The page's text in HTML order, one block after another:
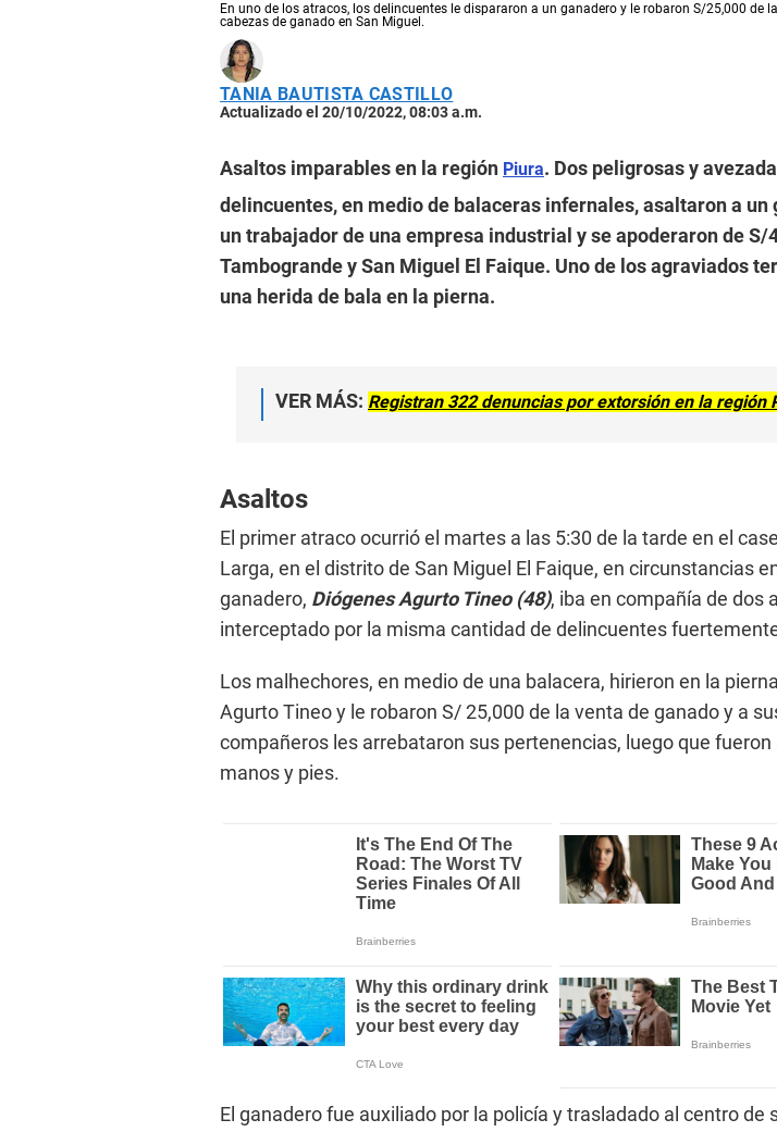
En uno de los atracos, los delincuentes le dispararon a un ganadero y le robaron S/25,000 de
cabezas de ganado en San Miguel.
TANIA BAUTISTA CASTILLO
Actualizado el 20/10/2022, 08:03 a.m.
Asaltos imparables en la región Piura. Dos peligrosas y
delincuentes, en medio de balaceras infernales, asaltaron a un
un trabajador de una empresa industrial y se apoderaron de S/
Tambogrande y San Miguel El Faique. Uno de los agraviados
una herida de bala en la pierna.
VER MÁS: Registran 322 denuncias por extorsión en la región
Asaltos
El primer atraco ocurrió el martes a las 5:30 de la tarde en el
Larga, en el distrito de San Miguel El Faique, en circunstancias
ganadero, Diógenes Agurto Tineo (48), iba en compañía de dos
interceptado por la misma cantidad de delincuentes
Los malhechores, en medio de una balacera, hirieron en la
Agurto Tineo y le robaron S/ 25,000 de la venta de ganado y a
compañeros les arrebataron sus pertenencias, luego que fueron
manos y pies.
El ganadero fue auxiliado por la policía y trasladado al centro de